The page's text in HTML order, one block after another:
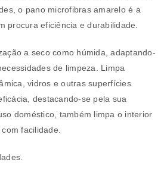
o pano microfibras amarelo é a
procura eficiência e durabilidade.
a seco como húmida, adaptando-
de limpeza. Limpa
vidros e outras superfícies
destacando-se pela sua
doméstico, também limpa o interior
facilidade.